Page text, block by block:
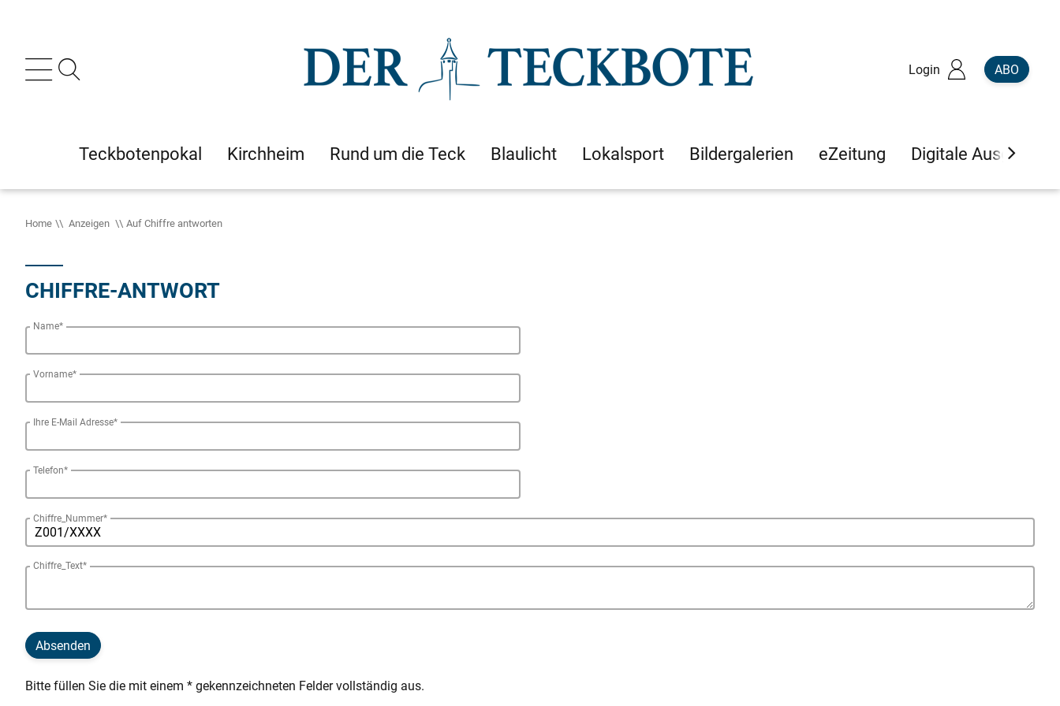
Login ABO
Teckbotenpokal Kirchheim Rund um die Teck Blaulicht Lokalsport Bildergalerien eZeitung Digitale Ausgaben
Home Anzeigen Auf Chiffre antworten
CHIFFRE-ANTWORT
Name*
Vorname*
Ihre E-Mail Adresse*
Telefon*
Chiffre_Nummer*
Chiffre_Text*
Absenden
Bitte füllen Sie die mit einem * gekennzeichneten Felder vollständig aus.